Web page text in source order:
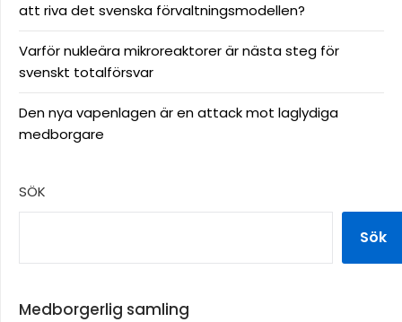
att riva det svenska förvaltningsmodellen?
Varför nukleära mikroreaktorer är nästa steg för
svenskt totalförsvar
Den nya vapenlagen är en attack mot laglydiga
medborgare
SÖK
Sök
Medborgerlig samling